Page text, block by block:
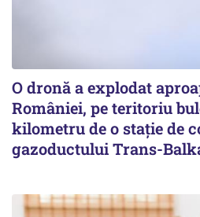
O dronă a explodat
României, pe teritoriu
kilometru de o stație de
gazoductului Trans-